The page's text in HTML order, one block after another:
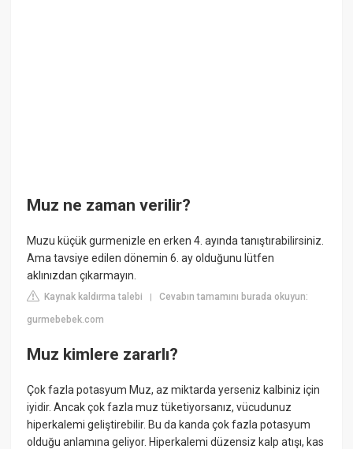
Muz ne zaman verilir?
Muzu küçük gurmenizle en erken 4. ayında tanıştırabilirsiniz.
Ama tavsiye edilen dönemin 6. ay olduğunu lütfen
aklınızdan çıkarmayın.
Kaynak kaldırma talebi |Cevabın tamamını burada okuyun:
gurmebebek.com
Muz kimlere zararlı?
Çok fazla potasyum Muz, az miktarda yerseniz kalbiniz için
iyidir. Ancak çok fazla muz tüketiyorsanız, vücudunuz
hiperkalemi geliştirebilir. Bu da kanda çok fazla potasyum
olduğu anlamına geliyor. Hiperkalemi düzensiz kalp atışı, kas